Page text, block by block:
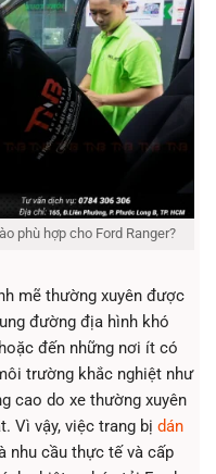
phù hợp cho Ford Ranger?
mẽ thường xuyên được
đường địa hình khó
đến những nơi ít có
trường khắc nghiệt như
cao do xe thường xuyên
Vì vậy, việc trang bị dán
nhu cầu thực tế và cấp